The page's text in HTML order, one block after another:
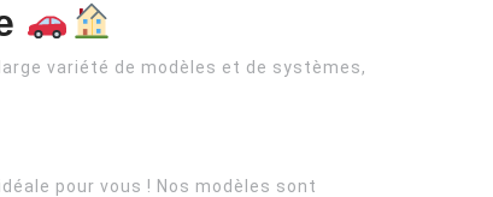
variété de modèles et de systèmes,
pour vous ! Nos modèles sont